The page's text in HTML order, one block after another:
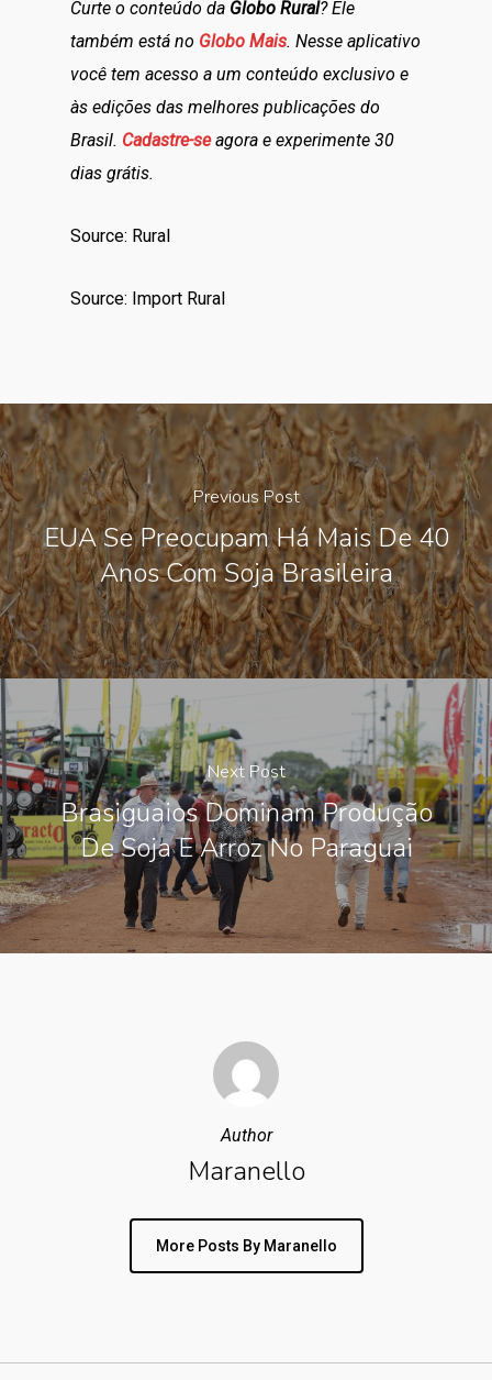
Curte o conteúdo da Globo Rural? Ele
também está no Globo Mais. Nesse aplicativo
você tem acesso a um conteúdo exclusivo e
às edições das melhores publicações do
Brasil. Cadastre-seagora e experimente 30
dias grátis.
Source: Rural
Source: Import Rural
Previous Post
EUA Se Preocupam Há Mais De 40
Anos Com Soja Brasileira
Next Post
Brasiguaios Dominam Produção
De Soja E Arroz No Paraguai
Author
Maranello
More Posts By Maranello